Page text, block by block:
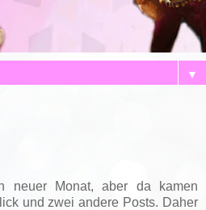
▼
neuer Monat, aber da kamen
und zwei andere Posts. Daher